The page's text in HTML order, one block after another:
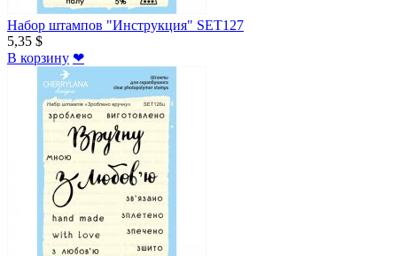
Набор штампов "Инструкция" SET127
5,35 $
В корзину ❤